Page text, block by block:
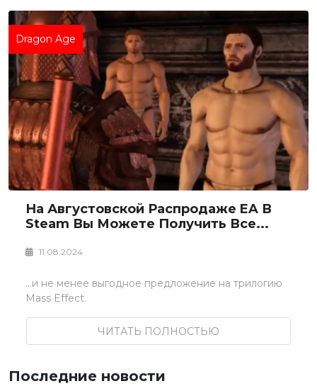
Dragon Age
На Августовской Распродаже EA В
Steam Вы Можете Получить Все...
11.08.2024
...и не менее выгодное предложение на трилогию
Mass Effect.
ЧИТАТЬ ПОЛНОСТЬЮ
Последние новости